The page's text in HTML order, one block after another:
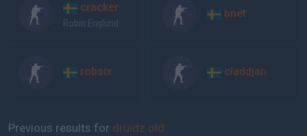
cracker
Robin Englund
robsix
bnet
claddjan
Previous results for druidz.old